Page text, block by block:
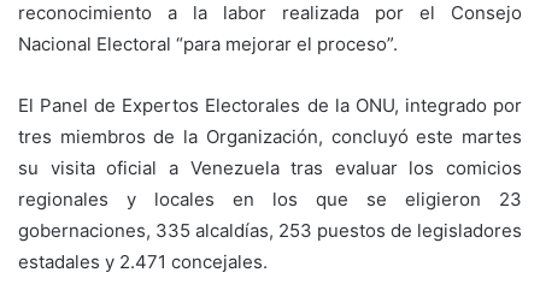
reconocimiento a la labor realizada por el Consejo
Nacional Electoral “para mejorar el proceso”.
El Panel de Expertos Electorales de la ONU, integrado por
tres miembros de la Organización, concluyó este martes
su visita oficial a Venezuela tras evaluar los comicios
regionales y locales en los que se eligieron 23
gobernaciones, 335 alcaldías, 253 puestos de legisladores
estadales y 2.471 concejales.